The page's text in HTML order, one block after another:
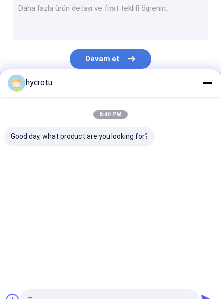
Devam et
Kategorilerimiz
hydrotu
6:40 PM
Good day, what product are you looking for?